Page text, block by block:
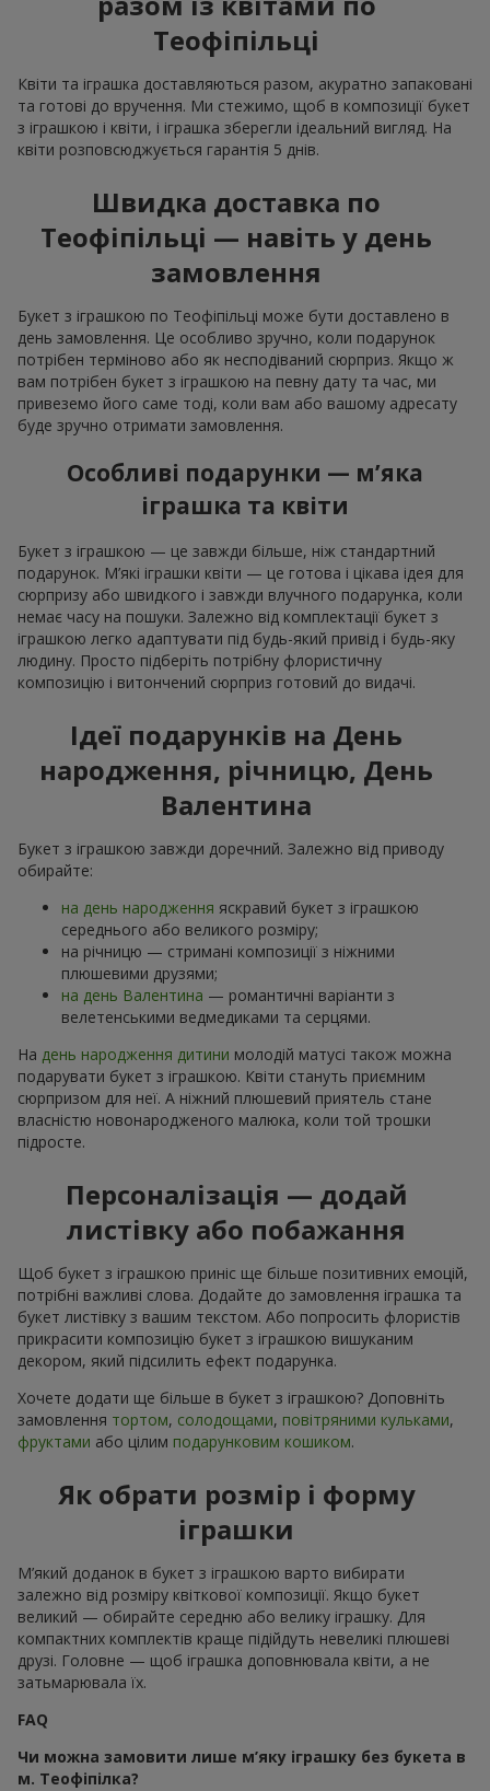
Теофіпільці
Квіти та іграшка доставляються разом, акуратно запаковані
та готові до вручення. Ми стежимо, щоб в композиції букет
з іграшкою і квіти, і іграшка зберегли ідеальний вигляд. На
квіти розповсюджується гарантія 5 днів.
Швидка доставка по
Теофіпільці — навіть у день
замовлення
Букет з іграшкою по Теофіпільці може бути доставлено в
день замовлення. Це особливо зручно, коли подарунок
потрібен терміново або як несподіваний сюрприз. Якщо ж
вам потрібен букет з іграшкою на певну дату та час, ми
привеземо його саме тоді, коли вам або вашому адресату
буде зручно отримати замовлення.
Особливі подарунки — м’яка
іграшка та квіти
Букет з іграшкою — це завжди більше, ніж стандартний
подарунок. М’які іграшки квіти — це готова і цікава ідея для
сюрпризу або швидкого і завжди влучного подарунка, коли
немає часу на пошуки. Залежно від комплектації букет з
іграшкою легко адаптувати під будь-який привід і будь-яку
людину. Просто підберіть потрібну флористичну
композицію і витончений сюрприз готовий до видачі.
Ідеї подарунків на День
народження, річницю, День
Валентина
Букет з іграшкою завжди доречний. Залежно від приводу
обирайте:
на день народження яскравий букет з іграшкою
середнього або великого розміру;
на річницю — стримані композиції з ніжними
плюшевими друзями;
на день Валентина — романтичні варіанти з
велетенськими ведмедиками та серцями.
На день народження дитини молодій матусі також можна
подарувати букет з іграшкою. Квіти стануть приємним
сюрпризом для неї. А ніжний плюшевий приятель стане
власністю новонародженого малюка, коли той трошки
підросте.
Персоналізація — додай
листівку або побажання
Щоб букет з іграшкою приніс ще більше позитивних емоцій,
потрібні важливі слова. Додайте до замовлення іграшка та
букет листівку з вашим текстом. Або попросить флористів
прикрасити композицію букет з іграшкою вишуканим
декором, який підсилить ефект подарунка.
Хочете додати ще більше в букет з іграшкою? Доповніть
замовлення тортом, солодощами, повітряними кульками,
фруктами або цілим подарунковим кошиком.
Як обрати розмір і форму
іграшки
М’який доданок в букет з іграшкою варто вибирати
залежно від розміру квіткової композиції. Якщо букет
великий — обирайте середню або велику іграшку. Для
компактних комплектів краще підійдуть невеликі плюшеві
друзі. Головне — щоб іграшка доповнювала квіти, а не
затьмарювала їх.
FAQ
Чи можна замовити лише м’яку іграшку без букета в
м. Теофіпілка?